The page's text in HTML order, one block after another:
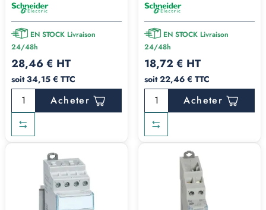
EN STOCK Livraison
24/48h
28,46 € HT
soit 34,15 € TTC
Acheter
EN STOCK Livraison
24/48h
18,72 € HT
soit 22,46 € TTC
Acheter